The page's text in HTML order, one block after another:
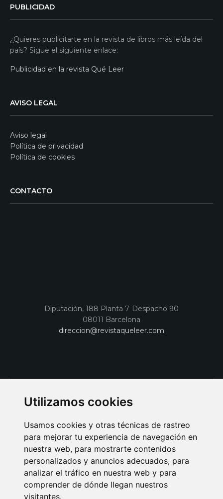
Utilizamos cookies
Usamos cookies y otras técnicas de rastreo
para mejorar tu experiencia de navegación en
nuestra web, para mostrarte contenidos
personalizados y anuncios adecuados, para
analizar el tráfico en nuestra web y para
comprender de dónde llegan nuestros
visitantes.
PUBLICIDAD
¿Quieres publicitarte en la revista de libros más leída del
país? Sigue el siguiente enlace:
Publicidad en la revista Qué Leer
AVISO LEGAL
Aviso legal
Política de privacidad
Política de cookies
CONTACTO
Diputación, 188 Planta 7 Despacho 90
08011 Barcelona
direccion@revistaqueleer.com
AVISO LEGAL POLITICA DE COOKIES
POLITICA DE PRIVACIDAD
PUBLICIDAD EN LA REVISTA QUÉ LEER
SORTEO-PREESTRENOS